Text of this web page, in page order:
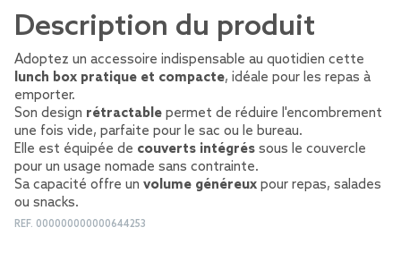
Description du produit
Adoptez un accessoire indispensable au quotidien cette
lunch box pratique et compacte, idéale pour les repas à
emporter.
Son design rétractable permet de réduire l'encombrement
une fois vide, parfaite pour le sac ou le bureau.
Elle est équipée de couverts intégrés sous le couvercle
pour un usage nomade sans contrainte.
Sa capacité offre un volume généreux pour repas, salades
ou snacks.
REF. 000000000000644253